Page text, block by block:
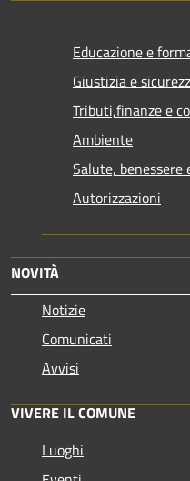
Educazione e
Giustizia e
Tributi,finanze e
Ambiente
Salute, benessere
Autorizzazioni
NOVITÀ
Notizie
Comunicati
Avvisi
VIVERE IL COMUNE
Luoghi